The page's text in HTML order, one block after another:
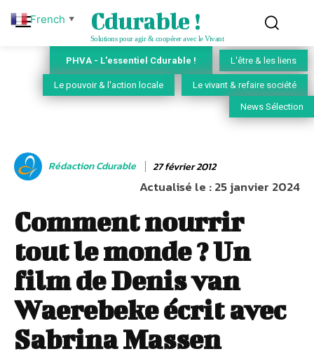
Cdurable !
Solutions pour agir & coopérer avec le Vivant
PHVA - L'essentiel Cdurable ! L'être & les liens
Le pouvoir & l'action locale Le vivant & refaire société
News Sélection
Rédaction Cdurable 27 février 2012
Actualisé le :25 janvier 2024
Comment nourrir
tout le monde ? Un
film de Denis van
Waerebeke écrit avec
Sabrina Massen
French ▼